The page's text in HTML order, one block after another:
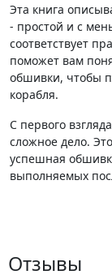
Эта книга
- простой и с
соответствует
поможет вам
обшивки, чтобы
корабля.
С первого
сложное дело.
успешная
выполняемых
Отзывы